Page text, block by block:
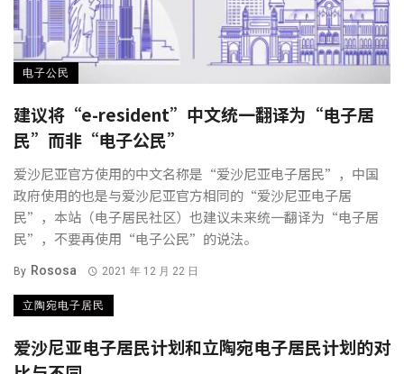
电子公民
建议将“e-resident”中文统一翻译为“电子居
民”而非“电子公民”
爱沙尼亚官方使用的中文名称是“爱沙尼亚电子居民”，中国
政府使用的也是与爱沙尼亚官方相同的“爱沙尼亚电子居
民”，本站（电子居民社区）也建议未来统一翻译为“电子居
民”，不要再使用“电子公民”的说法。
By Rososa 2021 年 12 月 22 日
立陶宛电子居民
爱沙尼亚电子居民计划和立陶宛电子居民计划的对